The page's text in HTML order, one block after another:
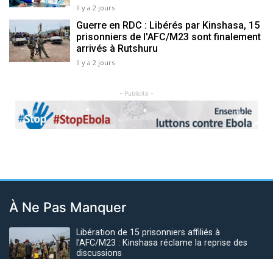
Il y a 2 jours
Guerre en RDC : Libérés par Kinshasa, 15
prisonniers de l'AFC/M23 sont finalement
arrivés à Rutshuru
Il y a 2 jours
- Publicité -
Previous Next
À Ne Pas Manquer
Libération de 15 prisonniers affiliés à
l’AFC/M23 : Kinshasa réclame la reprise des
discussions